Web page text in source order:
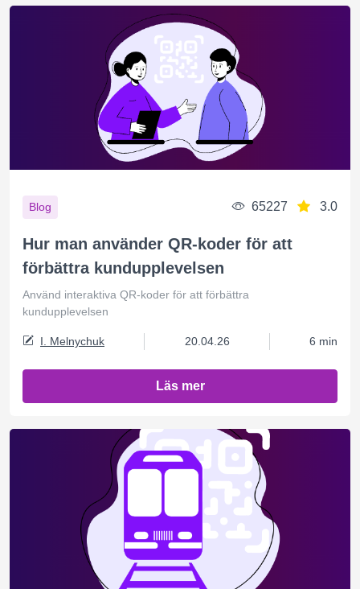
Blog 65227 3.0
Hur man använder QR-koder för att
förbättra kundupplevelsen
Använd interaktiva QR-koder för att förbättra
kundupplevelsen
I. Melnychuk 20.04.26 6 min
Läs mer